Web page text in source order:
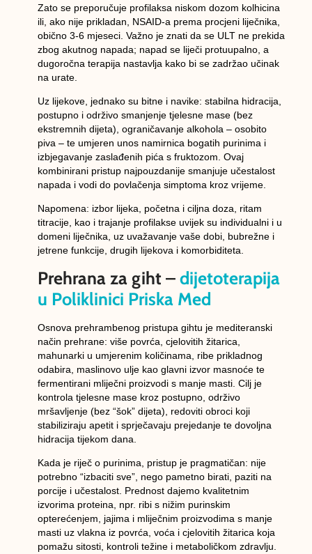
Zato se preporučuje profilaksa niskom dozom kolhicina
ili, ako nije prikladan, NSAID-a prema procjeni liječnika,
obično 3-6 mjeseci. Važno je znati da se ULT ne prekida
zbog akutnog napada; napad se liječi protuupalno, a
dugoročna terapija nastavlja kako bi se zadržao učinak
na urate.
Uz lijekove, jednako su bitne i navike: stabilna hidracija,
postupno i održivo smanjenje tjelesne mase(bez
ekstremnih dijeta), ograničavanje alkohola – osobito
piva – te umjeren unos namirnica bogatih purinima i
izbjegavanje zaslađenih pića s fruktozom . Ovaj
kombinirani pristup najpouzdanije smanjuje učestalost
napada i vodi do povlačenja simptoma kroz vrijeme.
Napomena: izbor lijeka, početna i ciljna doza, ritam
titracije, kao i trajanje profilakse uvijek su individualnii u
domeni liječnika, uz uvažavanje vaše dobi, bubrežne i
jetrene funkcije, drugih lijekova i komorbiditeta.
Prehrana za giht – dijetoterapija
u Poliklinici Priska Med
Osnova prehrambenog pristupa gihtu je mediteranski
način prehrane: više povrća, cjelovitih žitarica,
mahunarki u umjerenim količinama, ribe prikladnog
odabira, maslinovo ulje kao glavni izvor masnoće te
fermentirani mliječni proizvodi s manje masti. Cilj je
kontrola tjelesne masekroz postupno, održivo
mršavljenje (bez “šok” dijeta), redoviti obrocikoji
stabiliziraju apetit i sprječavaju prejedanje te dovoljna
hidracija tijekom dana.
Kada je riječ o purinima , pristup je pragmatičan: nije
potrebno “izbaciti sve”, nego pametno birati, paziti na
porcije i učestalost. Prednost dajemo kvalitetnim
izvorima proteina , npr. ribi s nižim purinskim
opterećenjem, jajima i mliječnim proizvodima s manje
masti uz vlakna iz povrća, voća i cjelovitih žitarica koja
pomažu sitosti, kontroli težine i metaboličkom zdravlju.